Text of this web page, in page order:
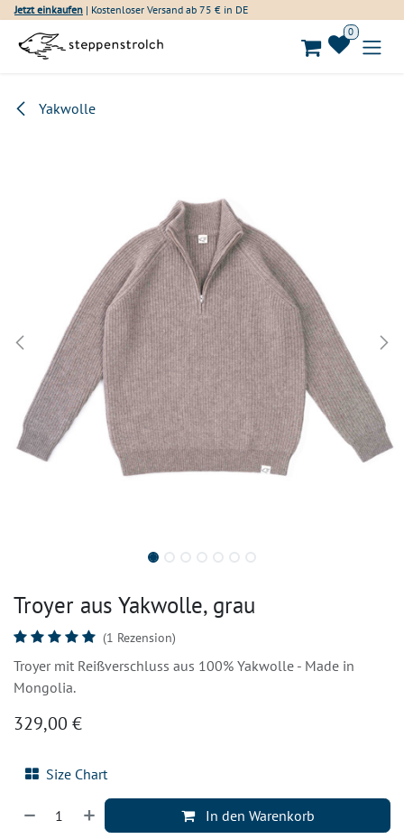
Zum Inhalt springen
Jetzt einkaufen | Kostenloser Versand ab 75 € in DE
0
Yakwolle
Troyer aus Yakwolle, grau
(1 Rezension)
Troyer mit Reißverschluss aus 100% Yakwolle - Made in
Mongolia.
329,00 €
Size Chart
In den Warenkorb